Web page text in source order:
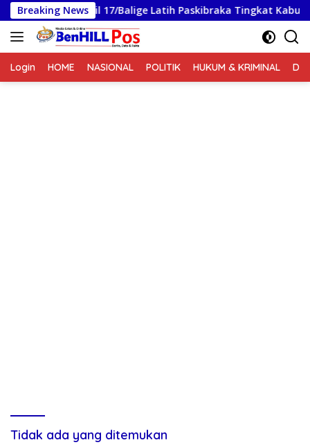
Langsung
ke
konten
Breaking News
Koramil 17/Balige Latih Paskibraka Tingkat Kabupaten
Login HOME NASIONAL POLITIK HUKUM & KRIMINAL
Tidak ada yang ditemukan